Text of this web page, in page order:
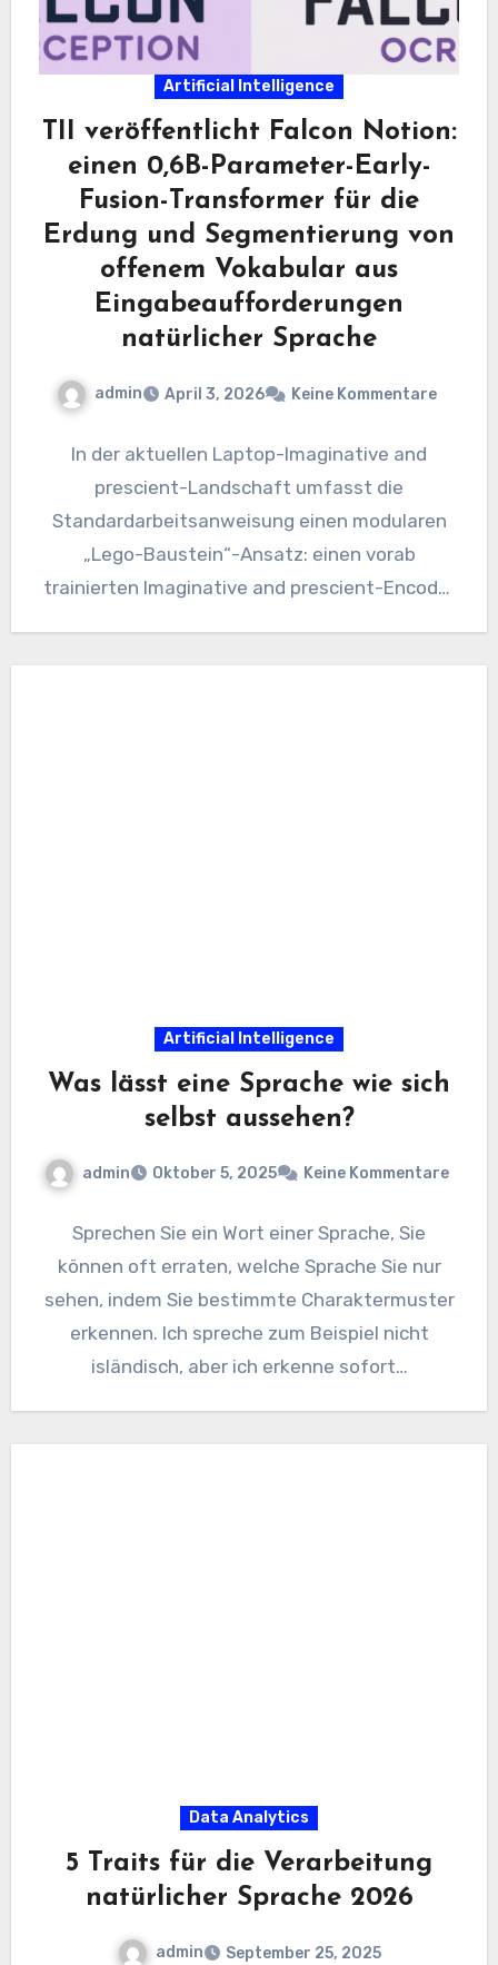
Artificial Intelligence
TII veröffentlicht Falcon Notion:
einen 0,6B-Parameter-Early-
Fusion-Transformer für die
Erdung und Segmentierung von
offenem Vokabular aus
Eingabeaufforderungen
natürlicher Sprache
admin April 3, 2026 Keine Kommentare
In der aktuellen Laptop-Imaginative and
prescient-Landschaft umfasst die
Standardarbeitsanweisung einen modularen
„Lego-Baustein“-Ansatz: einen vorab
trainierten Imaginative and prescient-Encoder
Artificial Intelligence
Was lässt eine Sprache wie sich
selbst aussehen?
admin Oktober 5, 2025 Keine Kommentare
Sprechen Sie ein Wort einer Sprache, Sie
können oft erraten, welche Sprache Sie nur
sehen, indem Sie bestimmte Charaktermuster
erkennen. Ich spreche zum Beispiel nicht
isländisch, aber ich erkenne sofort…
Data Analytics
5 Traits für die Verarbeitung
natürlicher Sprache 2026
admin
September 25, 2025